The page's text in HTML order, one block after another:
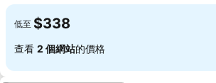
低至 $338
查看 2 個網站的價格